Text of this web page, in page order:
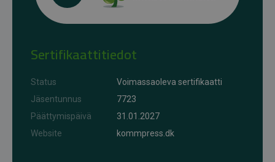
Sertifikaattitiedot
Status
Voimassaoleva sertifikaatti
Jäsentunnus
7723
Päättymispäivä
31.01.2027
Website
kommpress.dk